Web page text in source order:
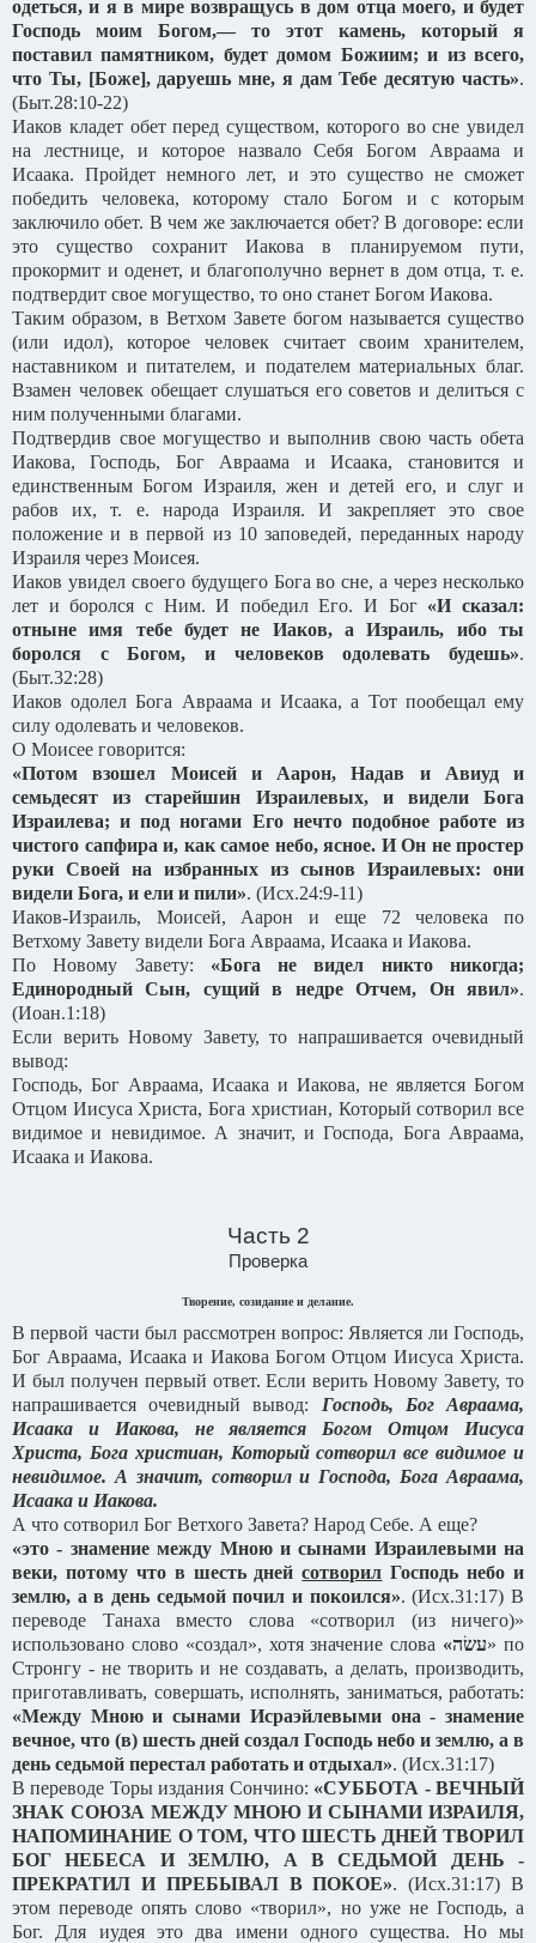
одеться, и я в мире возвращусь в дом отца моего, и будет
Господь моим Богом,— то этот камень, который я
поставил памятником, будет домом Божиим; и из всего,
что Ты, [Боже], даруешь мне, я дам Тебе десятую часть».
(Быт.28:10-22)
Иаков кладет обет перед существом, которого во сне увидел
на лестнице, и которое назвало Себя Богом Авраама и
Исаака. Пройдет немного лет, и это существо не сможет
победить человека, которому стало Богом и с которым
заключило обет. В чем же заключается обет? В договоре: если
это существо сохранит Иакова в планируемом пути,
прокормит и оденет, и благополучно вернет в дом отца, т. е.
подтвердит свое могущество, то оно станет Богом Иакова.
Таким образом, в Ветхом Завете богом называется существо
(или идол), которое человек считает своим хранителем,
наставником и питателем, и подателем материальных благ.
Взамен человек обещает слушаться его советов и делиться с
ним полученными благами.
Подтвердив свое могущество и выполнив свою часть обета
Иакова, Господь, Бог Авраама и Исаака, становится и
единственным Богом Израиля, жен и детей его, и слуг и
рабов их, т. е. народа Израиля. И закрепляет это свое
положение и в первой из 10 заповедей, переданных народу
Израиля через Моисея.
Иаков увидел своего будущего Бога во сне, а через несколько
лет и боролся с Ним. И победил Его. И Бог «И сказал:
отныне имя тебе будет не Иаков, а Израиль, ибо ты
боролся с Богом, и человеков одолевать будешь».
(Быт.32:28)
Иаков одолел Бога Авраама и Исаака, а Тот пообещал ему
силу одолевать и человеков.
О Моисее говорится:
«Потом взошел Моисей и Аарон, Надав и Авиуд и
семьдесят из старейшин Израилевых, и видели Бога
Израилева; и под ногами Его нечто подобное работе из
чистого сапфира и, как самое небо, ясное. И Он не простер
руки Своей на избранных из сынов Израилевых: они
видели Бога, и ели и пили». (Исх.24:9-11)
Иаков-Израиль, Моисей, Аарон и еще 72 человека по
Ветхому Завету видели Бога Авраама, Исаака и Иакова.
По Новому Завету: «Бога не видел никто никогда;
Единородный Сын, сущий в недре Отчем, Он явил».
(Иоан.1:18)
Если верить Новому Завету, то напрашивается очевидный
вывод:
Господь, Бог Авраама, Исаака и Иакова, не является Богом
Отцом Иисуса Христа, Бога христиан, Который сотворил все
видимое и невидимое. А значит, и Господа, Бога Авраама,
Исаака и Иакова.
Часть 2
Проверка
Творение, созидание и делание.
В первой части был рассмотрен вопрос: Является ли Господь,
Бог Авраама, Исаака и Иакова Богом Отцом Иисуса Христа.
И был получен первый ответ. Если верить Новому Завету, то
напрашивается очевидный вывод: Господь, Бог Авраама,
Исаака и Иакова, не является Богом Отцом Иисуса
Христа, Бога христиан, Который сотворил все видимое и
невидимое. А значит, сотворил и Господа, Бога Авраама,
Исаака и Иакова.
А что сотворил Бог Ветхого Завета? Народ Себе. А еще?
«это - знамение между Мною и сынами Израилевыми на
веки, потому что в шесть днейсотворил Господь небо и
землю, а в день седьмой почил и покоился». (Исх.31:17) В
переводе Танаха вместо слова «сотворил (из ничего)»
использовано слово «создал», хотя значение слова «עשׂה» по
Стронгу - не творить и не создавать, а делать, производить,
приготавливать, совершать, исполнять, заниматься, работать:
«Между Мною и сынами Исраэйлевыми она - знамение
вечное, что (в) шесть дней создал Господь небо и землю, а в
день седьмой перестал работать и отдыхал». (Исх.31:17)
В переводе Торы издания Сончино: «СУББОТА - ВЕЧНЫЙ
ЗНАК СОЮЗА МЕЖДУ МНОЮ И СЫНАМИ ИЗРАИЛЯ,
НАПОМИНАНИЕ О ТОМ, ЧТО ШЕСТЬ ДНЕЙ ТВОРИЛ
БОГ НЕБЕСА И ЗЕМЛЮ, А В СЕДЬМОЙ ДЕНЬ -
ПРЕКРАТИЛ И ПРЕБЫВАЛ В ПОКОЕ». (Исх.31:17) В
этом переводе опять слово «творил», но уже не Господь, а
Бог. Для иудея это два имени одного существа. Но мы